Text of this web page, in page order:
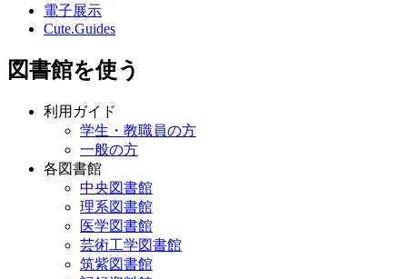
図書館を使う
学生・教職員の方
各図書館
中央図書館
理系図書館
医学図書館
芸術工学図書館
筑紫図書館
記録資料館
学習・教育